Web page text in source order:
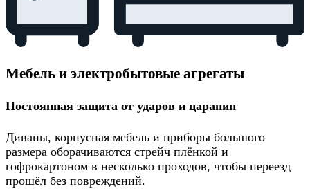
Мебель и электробытовые агрегаты
Постоянная защита от ударов и царапин
Диваны, корпусная мебель и приборы большого
размера оборачиваются стрейч плёнкой и
гофрокартоном в несколько проходов, чтобы переезд
прошёл без повреждений.